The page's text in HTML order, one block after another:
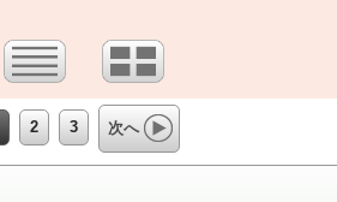
2 3 次へ